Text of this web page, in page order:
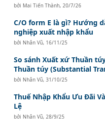
bởi Mai Tiến Thành, 20/7/26
C/O form E là gì? Hướng
nghiệp xuất nhập khẩu
bởi Nhân Vũ, 16/11/25
So sánh Xuất xứ Thuần
Thuần túy (Substantial
bởi Nhân Vũ,31/10/25
Thuế Nhập Khẩu Ưu Đãi
Lệ
bởi Nhân Vũ, 28/9/25